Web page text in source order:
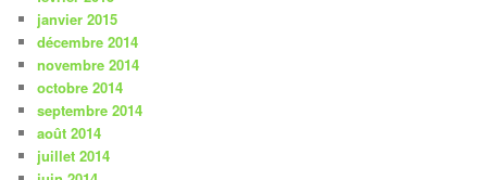
janvier 2015
décembre 2014
novembre 2014
octobre 2014
septembre 2014
août 2014
juillet 2014